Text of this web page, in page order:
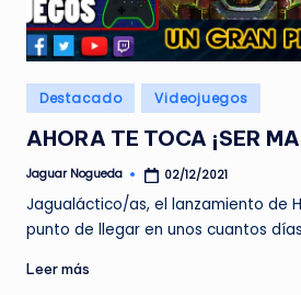
Publicado
en
Destacado Videojuegos
AHORA TE TOCA ¡SER
Publicado
Jaguar Nogueda 02/12/2021
Jagualáctico/as, el lanzamiento de
punto de llegar en unos cuantos
Leer más